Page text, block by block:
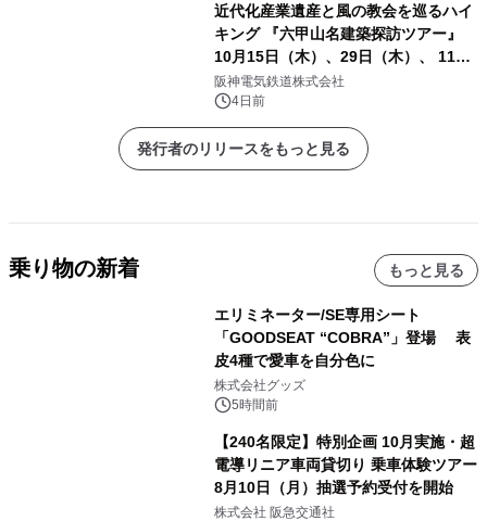
近代化産業遺産と風の教会を巡るハイ
キング 『六甲山名建築探訪ツアー』
10月15日（木）、29日（木）、 11月
5日（木）、12日（木）に開催！
阪神電気鉄道株式会社
4日前
発行者のリリースをもっと見る
乗り物の新着 もっと見る
エリミネーター/SE専用シート
「GOODSEAT “COBRA”」登場 表
皮4種で愛車を自分色に
株式会社グッズ
5時間前
【240名限定】特別企画 10月実施・超
電導リニア車両貸切り 乗車体験ツアー
8月10日（月）抽選予約受付を開始
株式会社 阪急交通社